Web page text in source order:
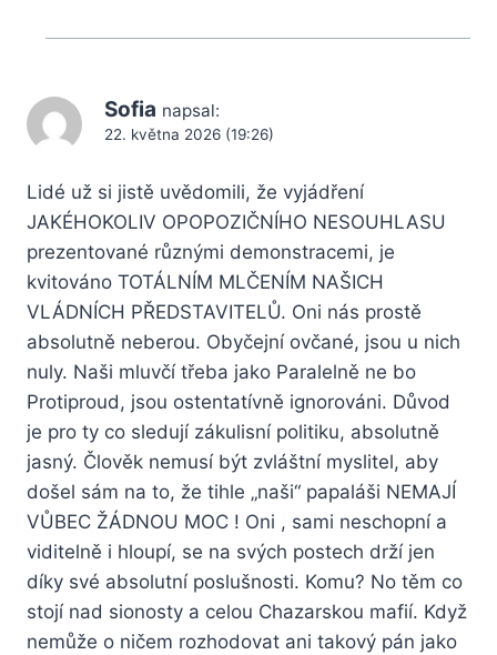
Sofia napsal:
22. května 2026 (19:26)
Lidé už si jistě uvědomili, že vyjádření
JAKÉHOKOLIV OPOPOZIČNÍHO NESOUHLASU
prezentované různými demonstracemi, je
kvitováno TOTÁLNÍM MLČENÍM NAŠICH
VLÁDNÍCH PŘEDSTAVITELŮ. Oni nás prostě
absolutně neberou. Obyčejní ovčané, jsou u nich
nuly. Naši mluvčí třeba jako Paralelně ne bo
Protiproud, jsou ostentatívně ignorováni. Důvod
je pro ty co sledují zákulisní politiku, absolutně
jasný. Člověk nemusí být zvláštní myslitel, aby
došel sám na to, že tihle „naši“ papaláši NEMAJÍ
VŮBEC ŽÁDNOU MOC ! Oni , sami neschopní a
viditelně i hloupí, se na svých postech drží jen
díky své absolutní poslušnosti. Komu? No těm co
stojí nad sionosty a celou Chazarskou mafií. Když
nemůže o ničem rozhodovat ani takový pán jako